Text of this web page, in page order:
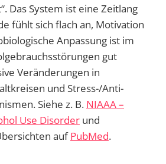
Das System ist eine Zeitlang
fühlt sich flach an, Motivation
Anpassung ist im
gut
Veränderungen in
und Stress-/Anti-
Siehe z. B. NIAAA –
Use Disorder und
aufPubMed.